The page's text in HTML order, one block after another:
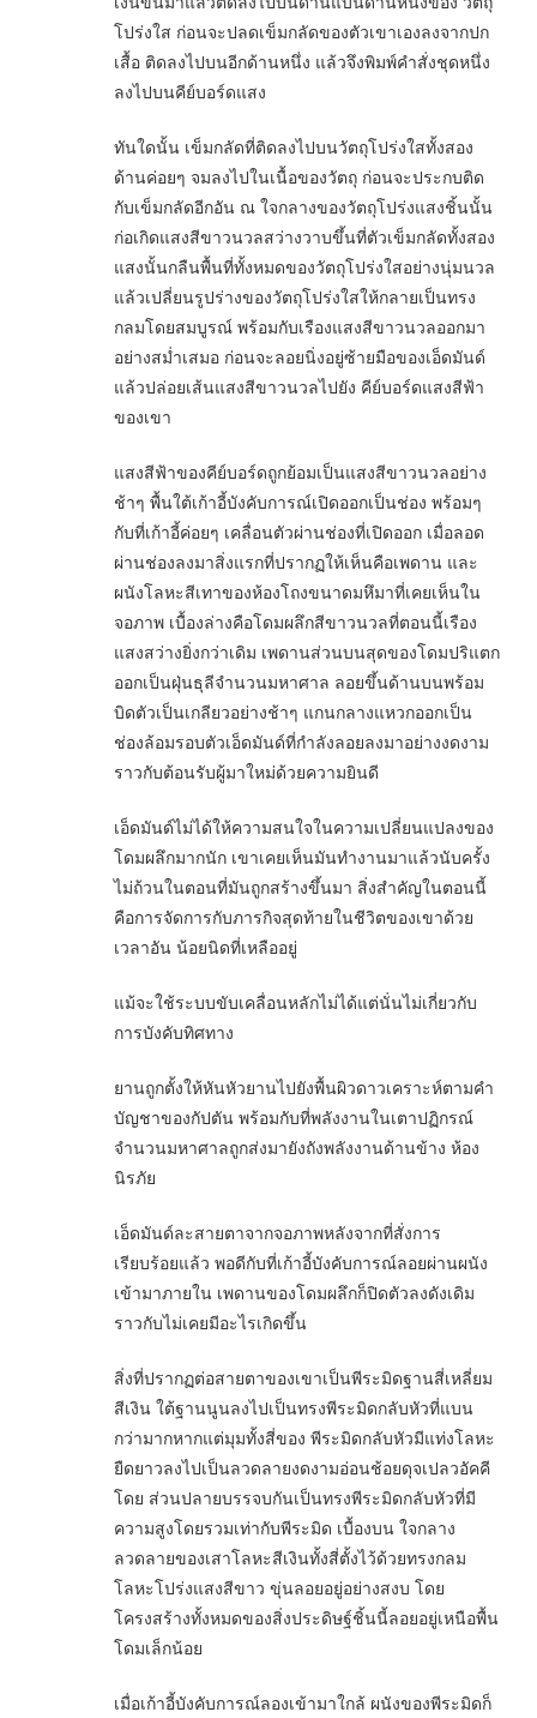
โปร่งใส ก่อนจะปลดเข็มกลัดของตัวเขาเองลงจากปก
เสื้อ ติดลงไปบนอีกด้านหนึ่ง แล้วจึงพิมพ์คำสั่งชุดหนึ่ง
ลงไปบนคีย์บอร์ดแสง
ทันใดนั้น เข็มกลัดที่ติดลงไปบนวัตถุโปร่งใสทั้งสอง
ด้านค่อยๆ จมลงไปในเนื้อของวัตถุ ก่อนจะประกบติด
กับเข็มกลัดอีกอัน ณ ใจกลางของวัตถุโปร่งแสงชิ้นนั้น
ก่อเกิดแสงสีขาวนวลสว่างวาบขึ้นที่ตัวเข็มกลัดทั้งสอง
แสงนั้นกลืนพื้นที่ทั้งหมดของวัตถุโปร่งใสอย่างนุ่มนวล
แล้วเปลี่ยนรูปร่างของวัตถุโปร่งใสให้กลายเป็นทรง
กลมโดยสมบูรณ์ พร้อมกับเรืองแสงสีขาวนวลออกมา
อย่างสม่ำเสมอ ก่อนจะลอยนิ่งอยู่ซ้ายมือของเอ็ดมันด์
แล้วปล่อยเส้นแสงสีขาวนวลไปยัง คีย์บอร์ดแสงสีฟ้า
ของเขา
แสงสีฟ้าของคีย์บอร์ดถูกย้อมเป็นแสงสีขาวนวลอย่าง
ช้าๆ พื้นใต้เก้าอี้บังคับการณ์เปิดออกเป็นช่อง พร้อมๆ
กับที่เก้าอี้ค่อยๆ เคลื่อนตัวผ่านช่องที่เปิดออก เมื่อลอด
ผ่านช่องลงมาสิ่งแรกที่ปรากฏให้เห็นคือเพดาน และ
ผนังโลหะสีเทาของห้องโถงขนาดมหึมาที่เคยเห็นใน
จอภาพ เบื้องล่างคือโดมผลึกสีขาวนวลที่ตอนนี้เรือง
แสงสว่างยิ่งกว่าเดิม เพดานส่วนบนสุดของโดมปริแตก
ออกเป็นฝุ่นธุลีจำนวนมหาศาล ลอยขึ้นด้านบนพร้อม
บิดตัวเป็นเกลียวอย่างช้าๆ แกนกลางแหวกออกเป็น
ช่องล้อมรอบตัวเอ็ดมันด์ที่กำลังลอยลงมาอย่างงดงาม
ราวกับต้อนรับผู้มาใหม่ด้วยความยินดี
เอ็ดมันด์ไม่ได้ให้ความสนใจในความเปลี่ยนแปลงของ
โดมผลึกมากนัก เขาเคยเห็นมันทำงานมาแล้วนับครั้ง
ไม่ถ้วนในตอนที่มันถูกสร้างขึ้นมา สิ่งสำคัญในตอนนี้
คือการจัดการกับภารกิจสุดท้ายในชีวิตของเขาด้วย
เวลาอัน น้อยนิดที่เหลืออยู่
แม้จะใช้ระบบขับเคลื่อนหลักไม่ได้แต่นั่นไม่เกี่ยวกับ
การบังคับทิศทาง
ยานถูกตั้งให้หันหัวยานไปยังพื้นผิวดาวเคราะห์ตามคำ
บัญชาของกัปตัน พร้อมกับที่พลังงานในเตาปฏิกรณ์
จำนวนมหาศาลถูกส่งมายังถังพลังงานด้านข้าง ห้อง
นิรภัย
เอ็ดมันด์ละสายตาจากจอภาพหลังจากที่สั่งการ
เรียบร้อยแล้ว พอดีกับที่เก้าอี้บังคับการณ์ลอยผ่านผนัง
เข้ามาภายใน เพดานของโดมผลึกก็ปิดตัวลงดังเดิม
ราวกับไม่เคยมีอะไรเกิดขึ้น
สิ่งที่ปรากฏต่อสายตาของเขาเป็นพีระมิดฐานสี่เหลี่ยม
สีเงิน ใต้ฐานนูนลงไปเป็นทรงพีระมิดกลับหัวที่แบน
กว่ามากหากแต่มุมทั้งสี่ของ พีระมิดกลับหัวมีแท่งโลหะ
ยืดยาวลงไปเป็นลวดลายงดงามอ่อนช้อยดุจเปลวอัคคี
โดย ส่วนปลายบรรจบกันเป็นทรงพีระมิดกลับหัวที่มี
ความสูงโดยรวมเท่ากับพีระมิด เบื้องบน ใจกลาง
ลวดลายของเสาโลหะสีเงินทั้งสี่ตั้งไว้ด้วยทรงกลม
โลหะโปร่งแสงสีขาว ขุ่นลอยอยู่อย่างสงบ โดย
โครงสร้างทั้งหมดของสิ่งประดิษฐ์ชิ้นนี้ลอยอยู่เหนือพื้น
โดมเล็กน้อย
เมื่อเก้าอี้บังคับการณ์ลองเข้ามาใกล้ ผนังของพีระมิดก็